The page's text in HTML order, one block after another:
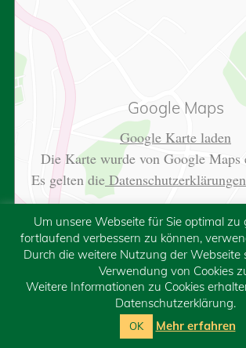
Google Maps
Google Karte laden
Die Karte wurde von Google Maps
Es gelten die Datenschutzerklärungen
Um unsere Webseite für Sie optimal zu
fortlaufend verbessern zu können,
Durch die weitere Nutzung der Webseite
Verwendung von Cookies
Weitere Informationen zu Cookies
Datenschutzerklärung.
OK Mehr erfahren